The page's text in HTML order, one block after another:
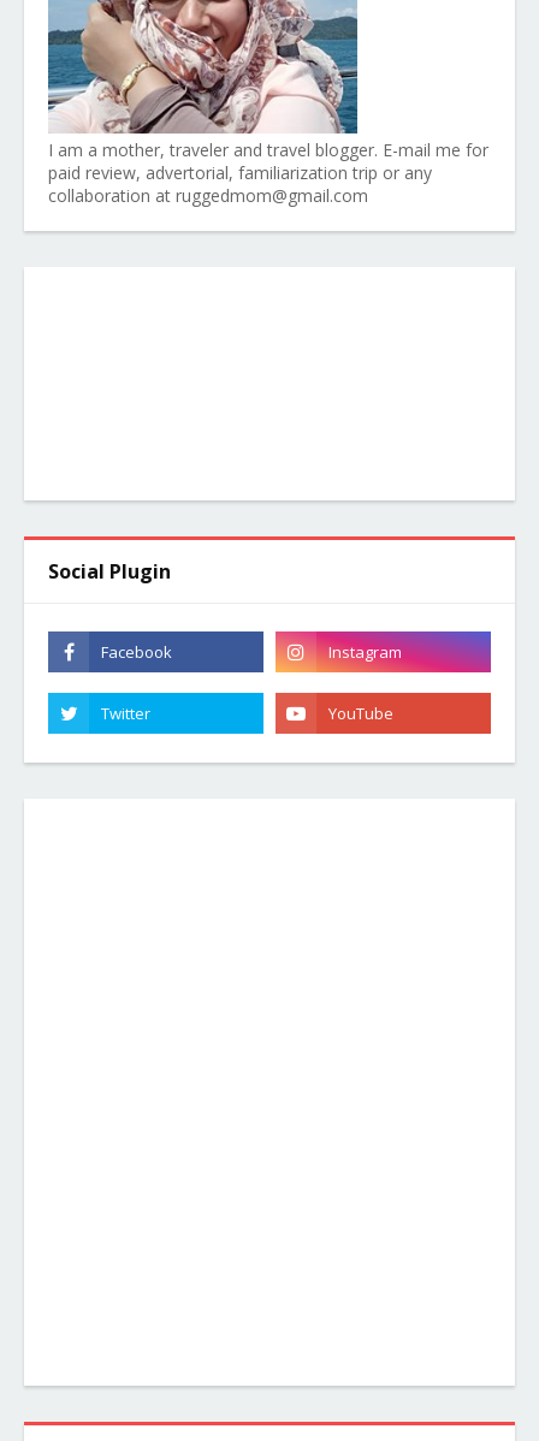
I am a mother, traveler and travel blogger. E-mail me for
paid review, advertorial, familiarization trip or any
collaboration at ruggedmom@gmail.com
Social Plugin